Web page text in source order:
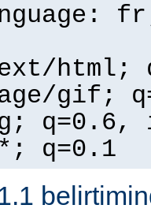
html;
gif;
q=0.6,
q=0.1